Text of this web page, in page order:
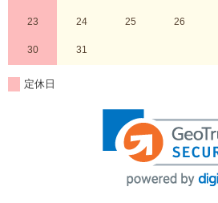
23 24 25 26
30 31
定休日